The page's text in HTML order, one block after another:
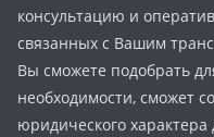
консультацию и
связанных с Вашим
Вы сможете подобрать
необходимости, сможет
юридического